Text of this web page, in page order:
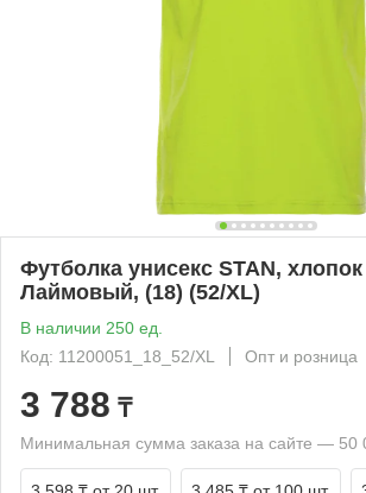
Футболка унисекс STAN, хлопок
Лаймовый, (18) (52/XL)
В наличии 250 ед.
Код: 11200051_18_52/XL
Опт и розница
3 788 ₸
Минимальная сумма заказа на сайте — 50